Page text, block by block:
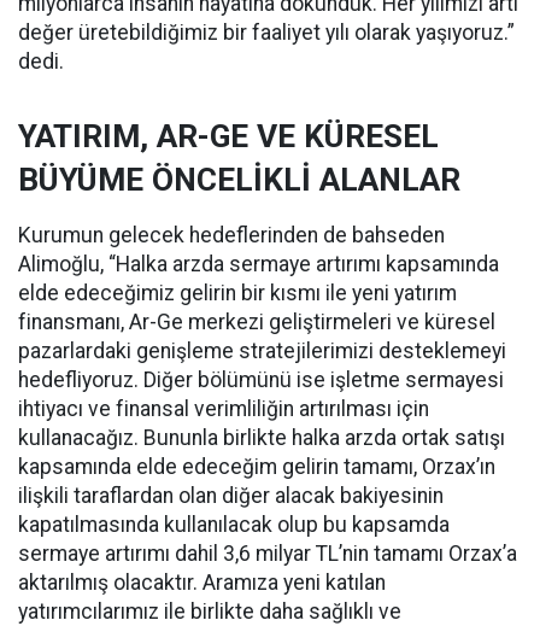
değer üretebildiğimiz bir faaliyet yılı olarak yaşıyoruz.”
dedi.
YATIRIM, AR-GE VE KÜRESEL
BÜYÜME ÖNCELİKLİ ALANLAR
Kurumun gelecek hedeflerinden de bahseden
Alimoğlu, “Halka arzda sermaye artırımı kapsamında
elde edeceğimiz gelirin bir kısmı ile yeni yatırım
finansmanı, Ar-Ge merkezi geliştirmeleri ve küresel
pazarlardaki genişleme stratejilerimizi desteklemeyi
hedefliyoruz. Diğer bölümünü ise işletme sermayesi
ihtiyacı ve finansal verimliliğin artırılması için
kullanacağız. Bununla birlikte halka arzda ortak satışı
kapsamında elde edeceğim gelirin tamamı, Orzax’ın
ilişkili taraflardan olan diğer alacak bakiyesinin
kapatılmasında kullanılacak olup bu kapsamda
sermaye artırımı dahil 3,6 milyar TL’nin tamamı Orzax’a
aktarılmış olacaktır. Aramıza yeni katılan
yatırımcılarımız ile birlikte daha sağlıklı ve